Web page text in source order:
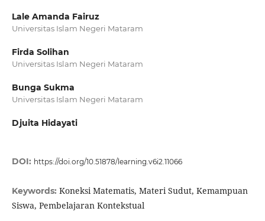
Lale Amanda Fairuz
Universitas Islam Negeri Mataram
Firda Solihan
Universitas Islam Negeri Mataram
Bunga Sukma
Universitas Islam Negeri Mataram
Djuita Hidayati
DOI: https://doi.org/10.51878/learning.v6i2.11066
Keywords: Koneksi Matematis, Materi Sudut, Kemampuan
Siswa, Pembelajaran Kontekstual